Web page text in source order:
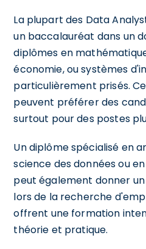
La plupart des Data
un baccalauréat dans un
diplômes en
économie, ou systèmes
particulièrement prisés.
peuvent préférer des
surtout pour des postes
Un diplôme spécialisé en
science des données ou
peut également donner
lors de la recherche
offrent une formation
théorie et pratique.